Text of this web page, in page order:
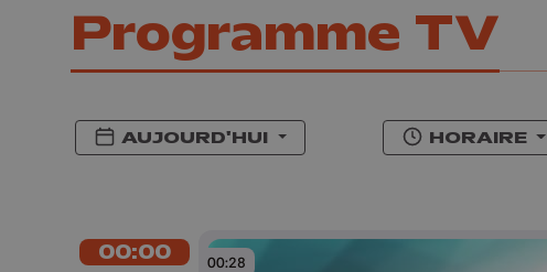
Programme TV
AUJOURD'HUI HORAIRE
00:00 00:28